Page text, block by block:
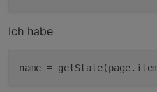
Ich habe
name =